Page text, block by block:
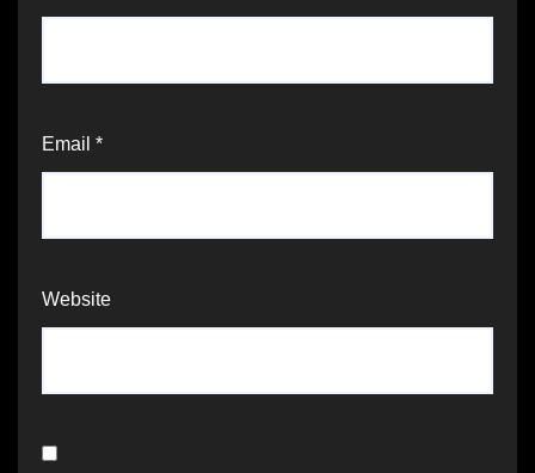
Email *
Website